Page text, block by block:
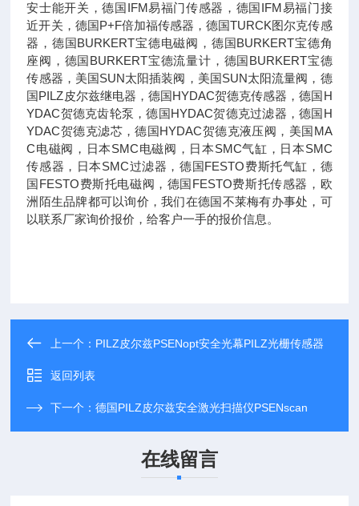
安士能开关，德国IFM易福门传感器，德国IFM易福门接
近开关，德国P+F倍加福传感器，德国TURCK图尔克传感
器，德国BURKERT宝德电磁阀，德国BURKERT宝德角
座阀，德国BURKERT宝德流量计，德国BURKERT宝德
传感器，美国SUN太阳插装阀，美国SUN太阳流量阀，德
国PILZ皮尔兹继电器，德国HYDAC贺德克传感器，德国H
YDAC贺德克齿轮泵，德国HYDAC贺德克过滤器，德国H
YDAC贺德克滤芯，德国HYDAC贺德克液压阀，美国MA
C电磁阀，日本SMC电磁阀，日本SMC气缸，日本SMC
传感器，日本SMC过滤器，德国FESTO费斯托气缸，德
国FESTO费斯托电磁阀，德国FESTO费斯托传感器，欧
洲陌生品牌都可以询价，我们在德国不莱梅有办事处，可
以联系厂家询价报价，给客户一手的报价信息。
上一个： PILZ皮尔兹PSENopt安全光幕PILZ光栅传感器
返回列表
下一个：德国PILZ皮尔兹安全激光扫描仪PSENscan
在线留言